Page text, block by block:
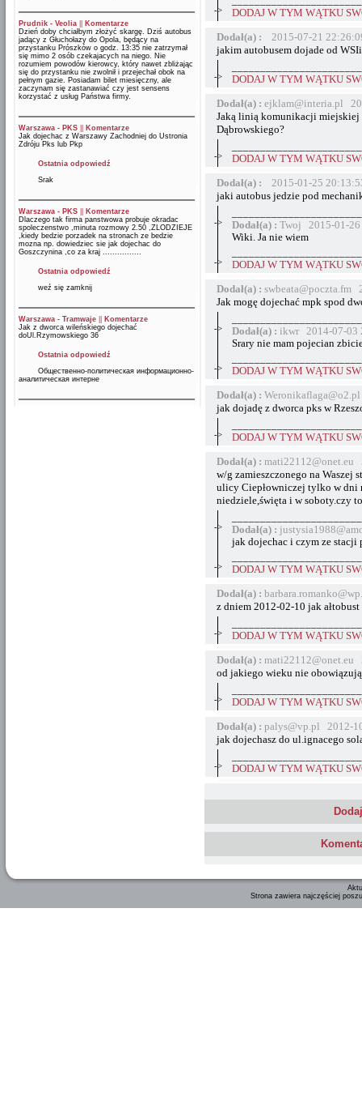
Prudnik - Veolia
Komentarze
Dzień doby chciałbym złożyć skargę. Dziś autobus
jadący z Głuchołazy do Opola, będący na
przystanku Prószków o godz. 13:35 nie zatrzymał
się mimo 2 osób czekajacych na niego. Nie
rozumiem powodów kierowcy, który nawet zbliżając
się do przystanku nie zwolnił i przejechał obok na
pełnym gazie. Posiadam bilet miesięczny, ale
zaczynam się zastanawiać czy jest sensens
korzystać z usług Państwa firmy.
Warszawa - PKS
Komentarze
Jak dojechac z Warszawy Zachodniej do Ustronia
Zdróju Pks lub Pkp
Ostatnia odpowiedź
Srak
Warszawa - PKS
Komentarze
Dlaczego tak firma panstwowa probuje okradac
spoleczenstwo ,minuta rozmowy 2.50 ,ZLODZIEJE
,kiedy bedzie porzadek na stronach ze bedzie
mozna np. dowiedziec sie jak dojechac do
Goszczynina ,co za kraj ................
Ostatnia odpowiedź
weź się zamknij
Warszawa - Tramwaje
Komentarze
Jak z dworca wileńskiego dojechać
doUl.Rzymowskiego 36
Ostatnia odpowiedź
Общественно-политическая информационно-
аналитическая интерне
->
DODAJ W TYM WĄTKU
Dodał(a) :
2015-07-21
jakim autobusem dojade od
->
DODAJ W TYM WĄTKU
Dodał(a) : ejklam@interia.pl
Jaką linią komunikacji miejskiej
Dąbrowskiego?
->
DODAJ W TYM WĄTKU
Dodał(a) :
2015-01-25
jaki autobus jedzie pod
->
Dodał(a) : Twoj 2015-01-26
Wiki. Ja nie wiem
->
DODAJ W TYM WĄTKU
Dodał(a) : swbeata@poczta.fm
Jak mogę dojechać mpk spod
->
Dodał(a) : ikwr 2014-07-03
Srary nie mam pojecian
->
DODAJ W TYM WĄTKU
Dodał(a) :
jak dojadę z dworca pks w
->
DODAJ W TYM WĄTKU
Dodał(a) : mati22112@onet.eu
w/g zamieszczonego na Waszej
ulicy Ciepłowniczej tylko w dni
niedziele,święta i w soboty.czy
->
Dodał(a) :
jak dojechac i czym ze stacji
->
DODAJ W TYM WĄTKU
Dodał(a) :
z dniem 2012-02-10 jak
->
DODAJ W TYM WĄTKU
Dodał(a) : mati22112@onet.eu
od jakiego wieku nie
->
DODAJ W TYM WĄTKU
Dodał(a) : palys@vp.pl 2012-
jak dojechasz do ul.ignacego
->
DODAJ W TYM WĄTKU
Strona zawiera najczęściej